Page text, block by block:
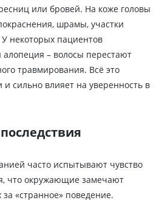
или бровей. На коже головы
шрамы, участки
некоторых пациентов
алопеция – волосы перестают
травмирования. Всё это
сильно влияет на уверенность в
часто испытывают чувство
что окружающие замечают
«странное» поведение.